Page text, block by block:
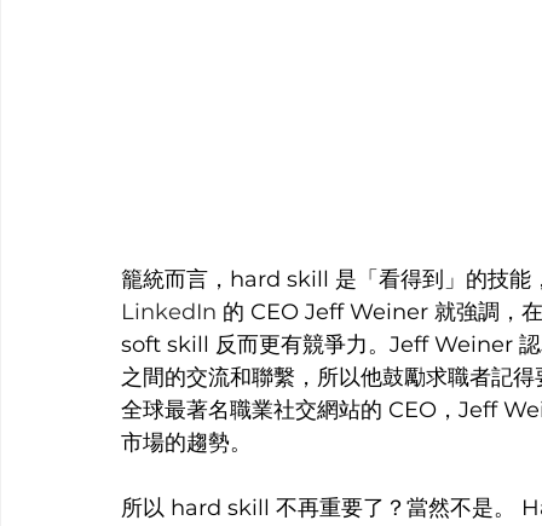
籠統而言，hard skill 是「看得到」的技
LinkedIn 的 CEO Jeff Weiner 就強調，
soft skill 反而更有競爭力。Jeff Weiner 認
之間的交流和聯繫，所以他鼓勵求職者記得
全球最著名職業社交網站的 CEO，Jeff
市場的趨勢。
所以 hard skill 不再重要了？當然不是。